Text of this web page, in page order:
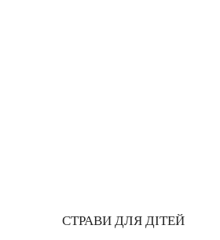
СТРАВИ ДЛЯ ДІТЕЙ